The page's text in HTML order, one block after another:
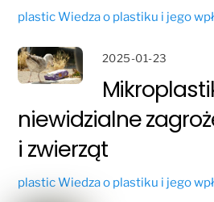
plasticWiedza o plastiku i jego
2025-01-23
niewidzialne
i zwierząt
plasticWiedza o plastiku i jego